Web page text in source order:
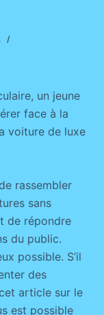
un jeune
face à la
voiture de luxe
rassembler
sans
de répondre
du public.
possible. S’il
des
article sur le
est possible